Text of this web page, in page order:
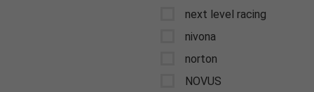
next level racing
nivona
norton
NOVUS